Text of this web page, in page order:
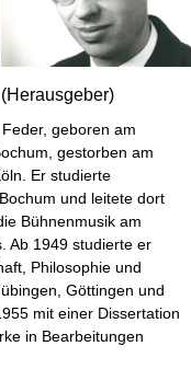
(Herausgeber)
geboren am
gestorben am
Er studierte
und leitete dort
Bühnenmusik am
Ab 1949 studierte er
Philosophie und
Göttingen und
mit einer Dissertation
in Bearbeitungen